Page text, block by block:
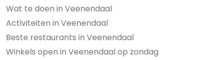
Wat te doen in Veenendaal
Activiteiten in Veenendaal
Beste restaurants in Veenendaal
Winkels open in Veenendaal op zondag